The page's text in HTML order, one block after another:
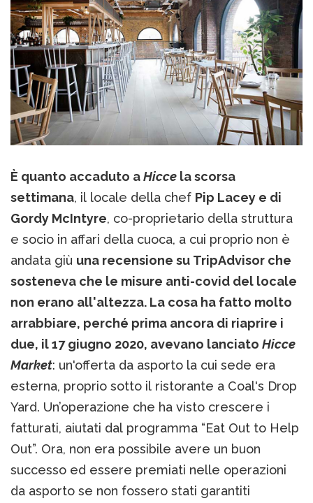
È quanto accaduto aHicce la scorsa
settimana, il locale della chef Pip Lacey e di
Gordy McIntyre, co-proprietario della struttura
e socio in affari della cuoca, a cui proprio non è
andata giù una recensione su TripAdvisor che
sosteneva che le misure anti-covid del locale
non erano all'altezza. La cosa ha fatto molto
arrabbiare, perché prima ancora di riaprire i
due, il 17 giugno 2020, avevano lanciato Hicce
Market: un'offerta da asporto la cui sede era
esterna, proprio sotto il ristorante a Coal's Drop
Yard. Un’operazione che ha visto crescere i
fatturati, aiutati dal programma “Eat Out to Help
Out”. Ora, non era possibile avere un buon
successo ed essere premiati nelle operazioni
da asporto se non fossero stati garantiti